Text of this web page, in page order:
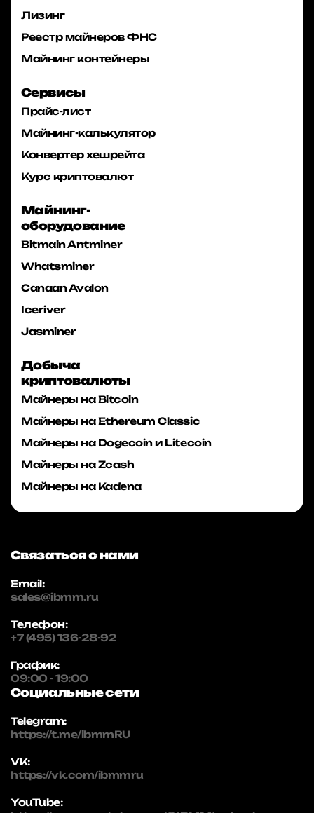
Лизинг
Реестр майнеров ФНС
Майнинг контейнеры
Сервисы
Прайс-лист
Майнинг-калькулятор
Конвертер хешрейта
Курс криптовалют
Майнинг-
оборудование
Bitmain Antminer
Whatsminer
Canaan Avalon
Iceriver
Jasminer
Добыча
криптовалюты
Майнеры на Bitcoin
Майнеры на Ethereum Classic
Майнеры на Dogecoin и Litecoin
Майнеры на Zcash
Майнеры на Kadena
Связаться с нами
Email:
sales@ibmm.ru
Телефон:
+7 (495) 136-28-92
График:
09:00 - 19:00
Социальные сети
Telegram:
https://t.me/ibmmRU
VK:
https://vk.com/ibmmru
YouTube: